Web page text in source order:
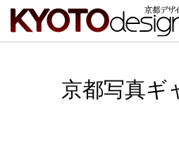
京都写真ギ